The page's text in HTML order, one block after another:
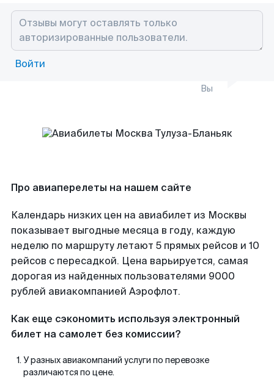
Войти
Вы
Про авиаперелеты на нашем сайте
Календарь низких цен на авиабилет из Москвы
показывает выгодные месяца в году, каждую
неделю по маршруту летают 5 прямых рейсов и 10
рейсов с пересадкой. Цена варьируется, самая
дорогая из найденных пользователями 9000
рублей авиакомпанией Аэрофлот.
Как еще сэкономить используя электронный
билет на самолет без комиссии?
У разных авиакомпаний услуги по перевозке
различаются по цене.